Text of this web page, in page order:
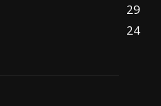
29
24